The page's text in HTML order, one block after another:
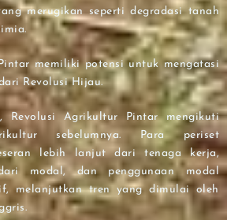
merugikan seperti degradasi tanah
memiliki potensi untuk mengatasi
Revolusi Hijau.
Revolusi Agrikultur Pintar mengikuti
sebelumnya. Para periset
lebih lanjut dari tenaga kerja,
modal, dan penggunaan modal
melanjutkan tren yang dimulai oleh